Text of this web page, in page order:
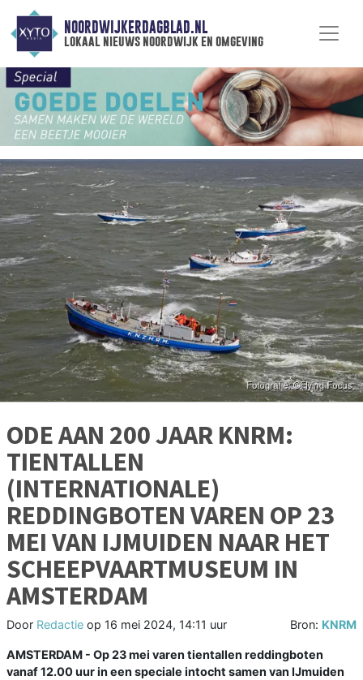
NOORDWIJKERDAGBLAD.NL
lokaal nieuws noordwijk en omgeving
ODE AAN 200 JAAR KNRM:
TIENTALLEN
(INTERNATIONALE)
REDDINGBOTEN VAREN OP 23
MEI VAN IJMUIDEN NAAR HET
SCHEEPVAARTMUSEUM IN
AMSTERDAM
Door Redactie op 16 mei 2024, 14:11 uur Bron: KNRM
AMSTERDAM - Op 23 mei varen tientallen reddingboten
vanaf 12.00 uur in een speciale intocht samen van IJmuiden